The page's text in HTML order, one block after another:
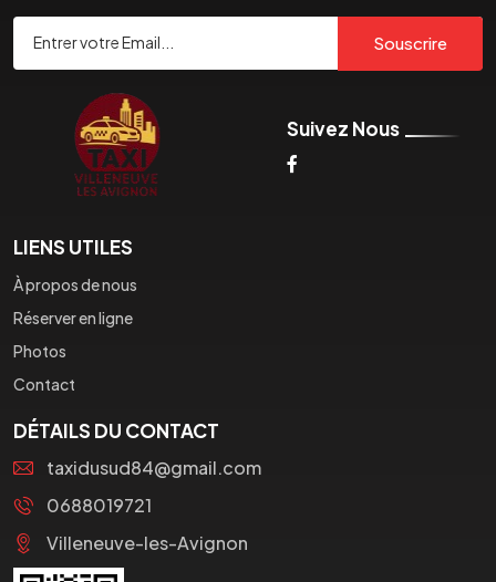
Souscrire
Suivez Nous
LIENS UTILES
À propos de nous
Réserver en ligne
Photos
Contact
DÉTAILS DU CONTACT
taxidusud84@gmail.com
0688019721
Villeneuve-les-Avignon